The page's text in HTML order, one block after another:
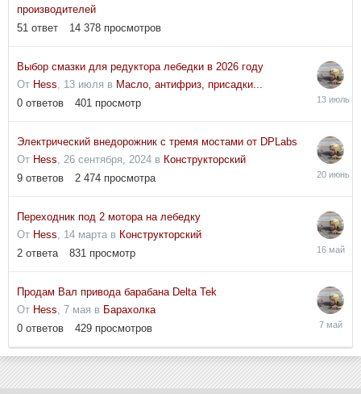
производителей
51 ответ 14 378 просмотров
Выбор смазки для редуктора лебедки в 2026 году
От Hess, 13 июля в Масло, антифриз, присадки...
0 ответов 401 просмотр
13
Электрический внедорожник с тремя мостами от DPLabs
От Hess, 26 сентября, 2024 в Конструкторский
9 ответов 2 474 просмотра
20
Переходник под 2 мотора на лебедку
От Hess, 14 марта в Конструкторский
2 ответа 831 просмотр
16
Продам Вал привода барабана Delta Tek
От Hess, 7 мая в Барахолка
0 ответов 429 просмотров
7